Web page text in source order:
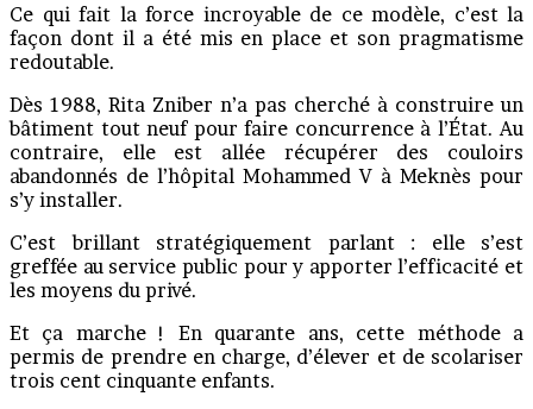
Ce qui fait la force incroyable de ce modèle, c’est la
façon dont il a été mis en place et son pragmatisme
redoutable.
Dès 1988, Rita Zniber n’a pas cherché à construire un
bâtiment tout neuf pour faire concurrence à l’État. Au
contraire, elle est allée récupérer des couloirs
abandonnés de l’hôpital Mohammed V à Meknès pour
s’y installer.
C’est brillant stratégiquement parlant : elle s’est
greffée au service public pour y apporter l’efficacité et
les moyens du privé.
Et ça marche ! En quarante ans, cette méthode a
permis de prendre en charge, d’élever et de scolariser
trois cent cinquante enfants.